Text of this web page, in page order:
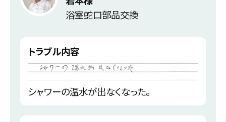
浴室蛇口部品交換
トラブル内容
シャワーの温水が出なくなった。